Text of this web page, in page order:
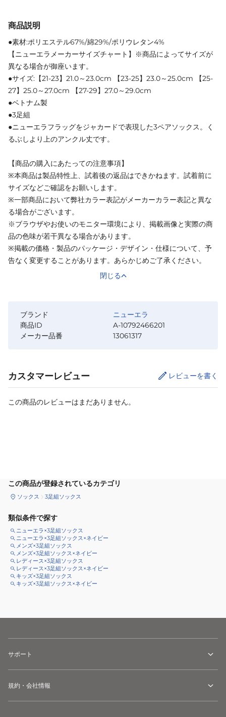
商品説明
●素材:ポリエステル67%/綿29%/ポリウレタン4%
【ニューエラメーカーサイズチャート】※商品によってサイズが
異なる場合が御座います。
●サイズ:【21-23】21.0～23.0cm 【23-25】23.0～25.0cm 【25-
27】25.0～27.0cm 【27-29】27.0～29.0cm
●ベトナム製
●3足組
●ニューエラフラッグをジャカードで表現した3ペアソックス。く
るぶしより上のアンクル丈です。
【商品の購入にあたっての注意事項】
※本商品は製品特性上、試着後の返品はできかねます。試着前に
サイズなどご確認をお願いします。
※一部商品において弊社カラー表記がメーカーカラー表記と異な
る場合がございます。
※ブラウザやお使いのモニター環境により、掲載画像と実際の商
品の色味が若干異なる場合があります。
※掲載の価格・製品のパッケージ・デザイン・仕様について、予
告なく変更することがあります。あらかじめご了承ください。
閉じる
ブランド
ニューエラ
商品ID
A-10792466201
メーカー品番
13061317
カスタマーレビュー レビューを書く
この商品のレビューはまだありません。
この商品が登録されているカテゴリ
ソックス 3足組ソックス
類似条件で探す
ニューエラ×3足組ソックス
ニューエラ×3足組ソックス×ネイビー
メンズ×3足組ソックス
メンズ×3足組ソックス×ネイビー
レディース×3足組ソックス
レディース×3足組ソックス×ネイビー
キッズ×3足組ソックス
キッズ×3足組ソックス×ネイビー
サポート
規約・会社情報